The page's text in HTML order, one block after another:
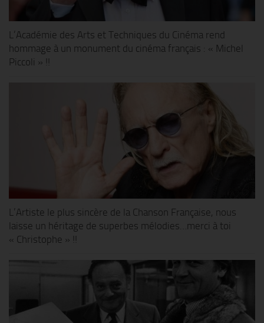
L’Académie des Arts et Techniques du Cinéma rend
hommage à un monument du cinéma français : « Michel
Piccoli » !!
L’Artiste le plus sincère de la Chanson Française, nous
laisse un héritage de superbes mélodies…merci à toi
« Christophe » !!